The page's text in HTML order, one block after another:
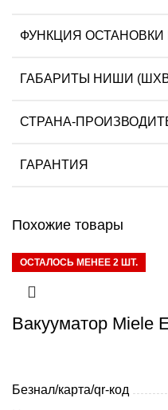
ФУНКЦИЯ ОСТАНОВКИ
ГАБАРИТЫ НИШИ
СТРАНА-
ГАРАНТИЯ
Похожие товары
ОСТАЛОСЬ МЕНЕЕ 2 ШТ.
Вакууматор Miele
Безнал/карта/qr-код